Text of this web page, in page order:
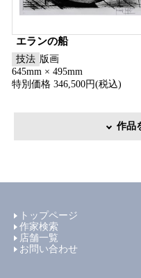
エランの船
技法 版画
645mm × 495mm
特別価格 346,500円(税込)
作品
トップページ
作家検索
店舗一覧
お問い合わせ